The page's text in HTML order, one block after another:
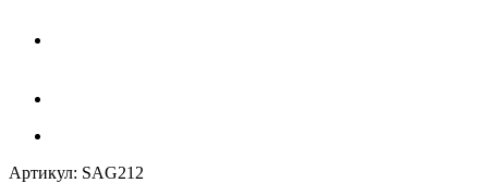
Артикул: SAG212